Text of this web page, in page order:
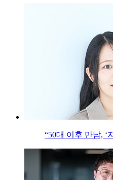
“50대 이후 만남, ‘